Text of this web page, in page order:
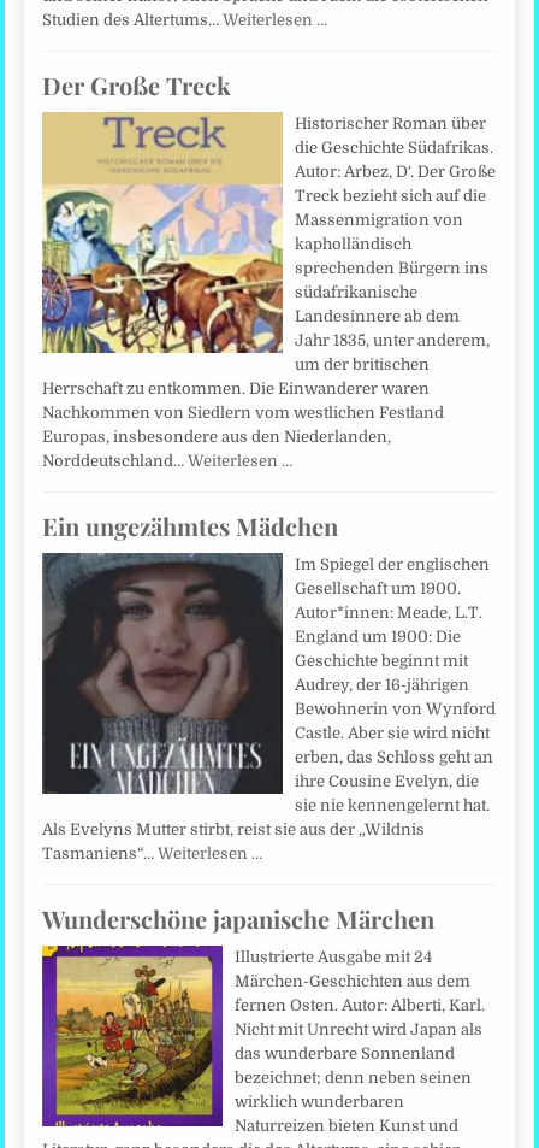
Studien des Altertums…Weiterlesen …
Der Große Treck
Historischer Roman über
die Geschichte Südafrikas.
Autor: Arbez, D‘. Der Große
Treck bezieht sich auf die
Massenmigration von
kapholländisch
sprechenden Bürgern ins
südafrikanische
Landesinnere ab dem
Jahr 1835, unter anderem,
um der britischen
Herrschaft zu entkommen. Die Einwanderer waren
Nachkommen von Siedlern vom westlichen Festland
Europas, insbesondere aus den Niederlanden,
Norddeutschland…Weiterlesen …
Ein ungezähmtes Mädchen
Im Spiegel der englischen
Gesellschaft um 1900.
Autor*innen: Meade, L.T.
England um 1900: Die
Geschichte beginnt mit
Audrey, der 16-jährigen
Bewohnerin von Wynford
Castle. Aber sie wird nicht
erben, das Schloss geht an
ihre Cousine Evelyn, die
sie nie kennengelernt hat.
Als Evelyns Mutter stirbt, reist sie aus der „Wildnis
Tasmaniens“…Weiterlesen …
Wunderschöne japanische Märchen
Illustrierte Ausgabe mit 24
Märchen-Geschichten aus dem
fernen Osten. Autor: Alberti, Karl.
Nicht mit Unrecht wird Japan als
das wunderbare Sonnenland
bezeichnet; denn neben seinen
wirklich wunderbaren
Naturreizen bieten Kunst und